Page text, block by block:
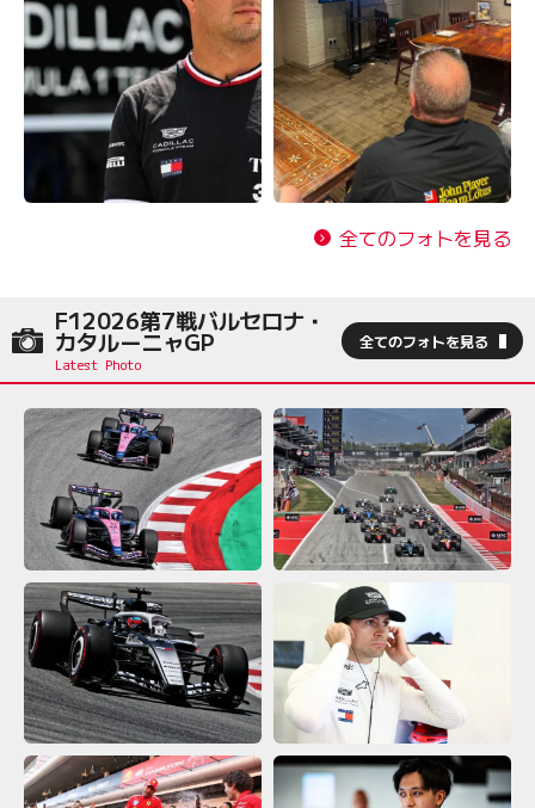
全てのフォトを見る
F12026第7戦バルセロナ・
カタルーニャGP 全てのフォトを見る